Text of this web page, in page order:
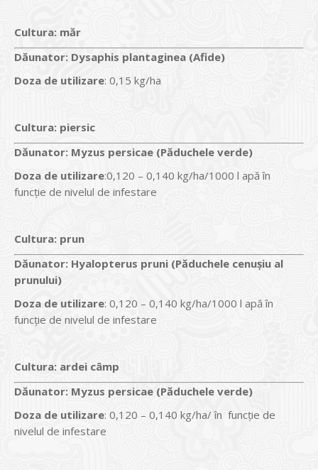
Cultura: măr
Dăunator: Dysaphis plantaginea (Afide)
Doza de utilizare: 0,15 kg/ha
Cultura: piersic
Dăunator: Myzus persicae (Păduchele verde)
Doza de utilizare:0,120 – 0,140 kg/ha/1000 l apă în
funcție de nivelul de infestare
Cultura: prun
Dăunator: Hyalopterus pruni (Păduchele cenușiu al
prunului)
Doza de utilizare: 0,120 – 0,140 kg/ha/1000 l apă în
funcție de nivelul de infestare
Cultura: ardei câmp
Dăunator: Myzus persicae (Păduchele verde)
Doza de utilizare: 0,120 – 0,140 kg/ha/ în funcție de
nivelul de infestare